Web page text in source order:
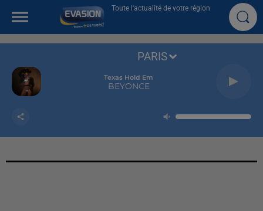
Toute l'actualité de votre région
Texas Hold Em
BEYONCE
PARIS